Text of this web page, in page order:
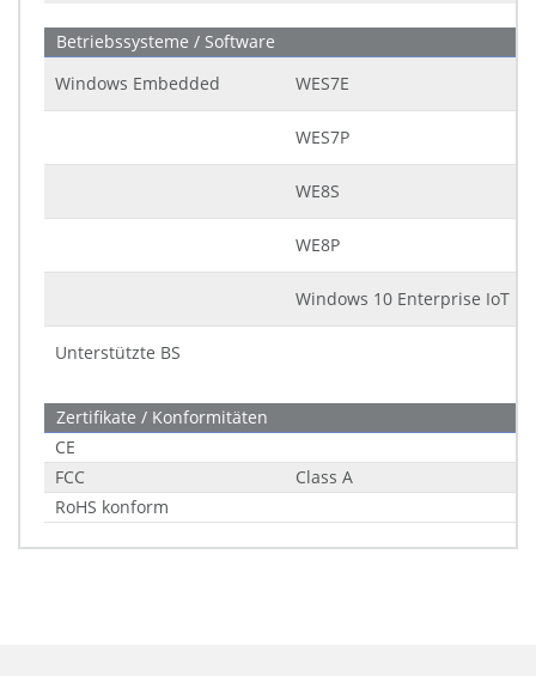
Betriebssysteme / Software
Windows Embedded
WES7E
WES7P
WE8S
WE8P
Windows 10 Enterprise IoT
Unterstützte BS
Zertifikate / Konformitäten
CE
FCC
Class A
RoHS konform